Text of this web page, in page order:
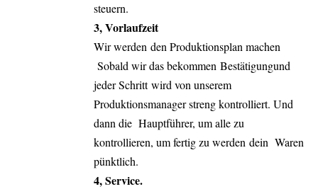
steuern.
3, Vorlaufzeit
Wir werden den Produktionsplan machen
Sobald wir das bekommen Bestätigungund
jeder Schrittwird von unserem
Produktionsmanager streng kontrolliert. Und
dann die Hauptführer, um alle zu
kontrollieren, um fertig zu werden dein Waren
pünktlich.
4, Service.